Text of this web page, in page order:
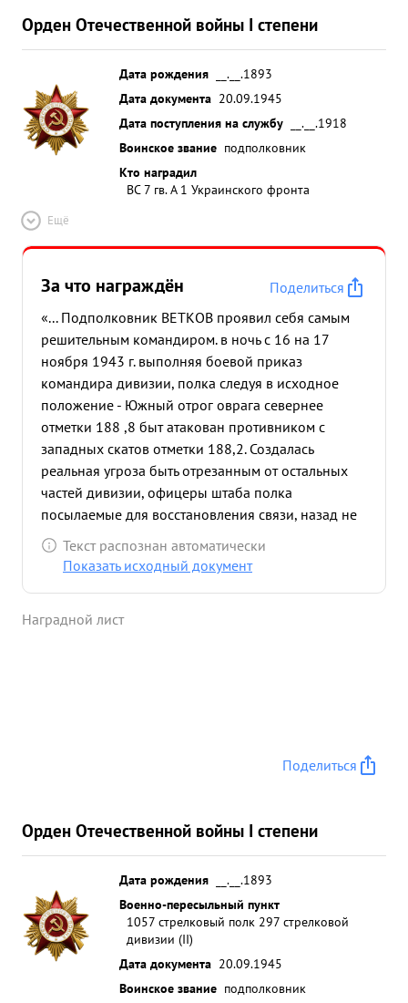
Орден Отечественной войны I степени
Дата рождения
__.__.1893
Дата документа 20.09.1945
Дата поступления на службу
__.__.1918
Воинское звание подполковник
Кто наградил
ВС 7 гв. А 1 Украинского фронта
Ещё
За что награждён
Поделиться
«... Подполковник ВЕТКОВ проявил себя самым
решительным командиром. в ночь с 16 на 17
ноября 1943 г. выполняя боевой приказ
командира дивизии, полка следуя в исходное
положение - Южный отрог оврага севернее
отметки 188 ,8 быт атакован противником с
западных скатов отметки 188,2. Создалась
реальная угроза быть отрезанным от остальных
частей дивизии, офицеры штаба полка
посылаемые для восстановления связи, назад не
возврашались. Подполковник ВЕТКОВ с 4
разведчиками верхом на лошадях пробился
угрожаемого положения, уничтожив при этом до
решение, ликвидировали угрозу окружения и
Текст распознан автоматически
Показать исходный документ
Наградной лист
Поделиться
Орден Отечественной войны I степени
Дата рождения
__.__.1893
Военно-пересыльный пункт
1057 стрелковый полк 297 стрелковой
дивизии (II)
Дата документа 20.09.1945
Воинское звание подполковник